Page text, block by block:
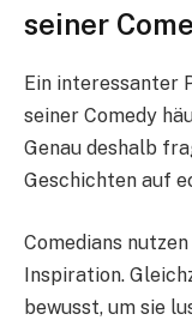
seiner
Ein interessanter
seiner Comedy
Genau deshalb
Geschichten auf
Comedians
Inspiration.
bewusst, um sie